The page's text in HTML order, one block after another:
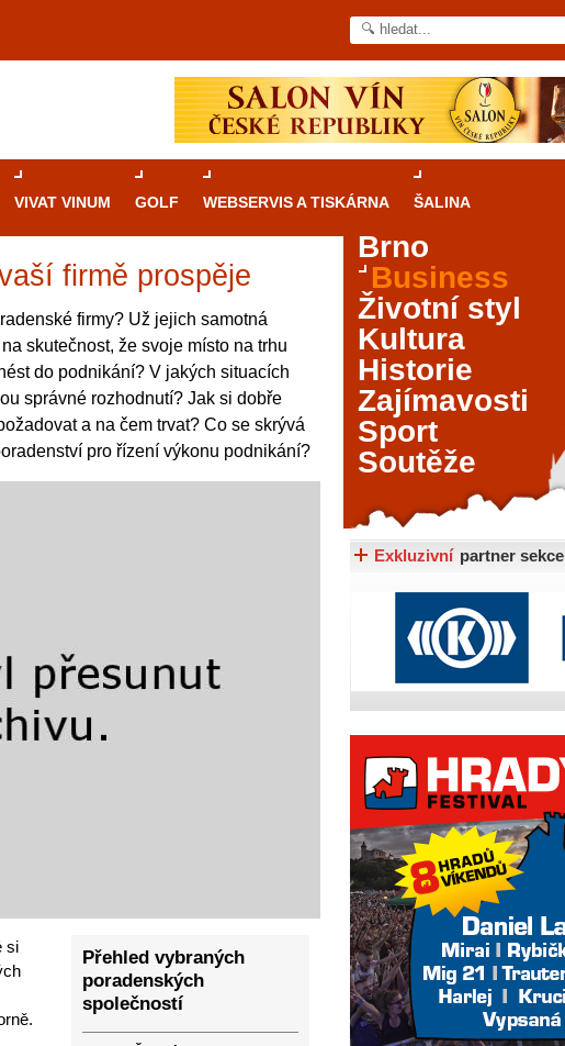
VIVAT VINUM GOLF WEBSERVIS A TISKÁRNA ŠALINA
firmě prospěje
firmy? Už jejich samotná
skutečnost, že svoje místo na trhu
do podnikání? V jakých situacích
správné rozhodnutí? Jak si dobře
a na čem trvat? Co se skrývá
pro řízení výkonu podnikání?
Přehled vybraných
poradenských
společností
si
kasinovými hrami v Brně: Od
po video automaty
známým pro zajímavé památky, skvělé
divadla a univerzity. Mimo jiné je ale také
kde si můžete legálně a bezpečně vyzkoušet
hry. V neustále kvetoucí moravské
naleznete širokou nabídku her od klasické
po moderní automaty jak pro pravidelné
Brno
Business
Životní styl
Kultura
Historie
Zajímavosti
Sport
Soutěže
Exkluzivní partner sekce